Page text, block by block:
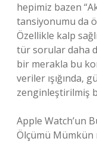
hepimiz bazen
tansiyonumu da
Özellikle kalp
tür sorular daha
bir merakla bu
veriler ışığında,
zenginleştirilmiş
Apple Watch’un
Ölçümü Mümkün